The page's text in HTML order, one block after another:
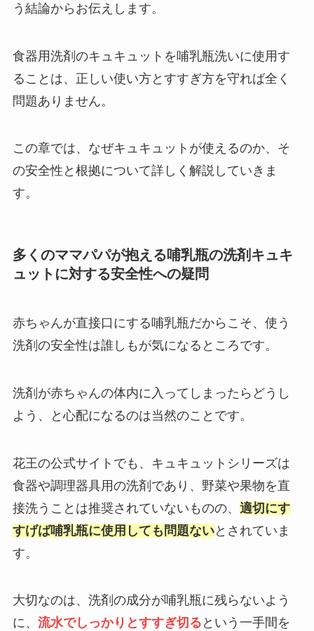
う結論からお伝えします。
食器用洗剤のキュキュットを哺乳瓶洗いに使用す
ることは、正しい使い方とすすぎ方を守れば全く
問題ありません。
この章では、なぜキュキュットが使えるのか、そ
の安全性と根拠について詳しく解説していきま
す。
多くのママパパが抱える哺乳瓶の洗剤キュキ
ュットに対する安全性への疑問
赤ちゃんが直接口にする哺乳瓶だからこそ、使う
洗剤の安全性は誰しもが気になるところです。
洗剤が赤ちゃんの体内に入ってしまったらどうし
よう、と心配になるのは当然のことです。
花王の公式サイトでも、キュキュットシリーズは
食器や調理器具用の洗剤であり、野菜や果物を直
接洗うことは推奨されていないものの、 適切にす
すげば哺乳瓶に使用しても問題ないとされていま
す。
大切なのは、洗剤の成分が哺乳瓶に残らないよう
に、 流水でしっかりとすすぎ切る という一手間を